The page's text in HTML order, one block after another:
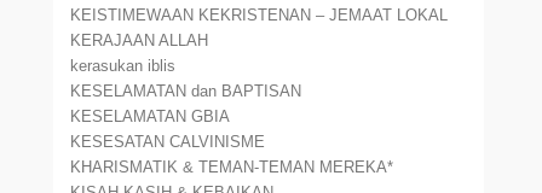
KEISTIMEWAAN KEKRISTENAN – JEMAAT LOKAL
KERAJAAN ALLAH
kerasukan iblis
KESELAMATAN dan BAPTISAN
KESELAMATAN GBIA
KESESATAN CALVINISME
KHARISMATIK & TEMAN-TEMAN MEREKA*